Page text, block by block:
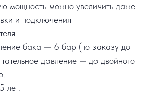
мощность можно увеличить даже
и подключения
бака — 6 бар (по заказу до
давление — до двойного
лет.